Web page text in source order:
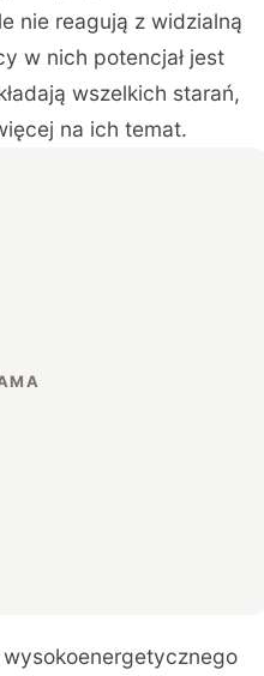
nie reagują z widzialną
w nich potencjał jest
wszelkich starań,
na ich temat.